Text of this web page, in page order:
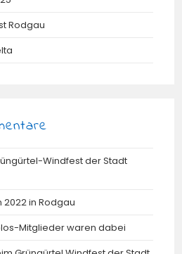
Rodgau
Windfest der Stadt
in Rodgau
Mitglieder waren dabei